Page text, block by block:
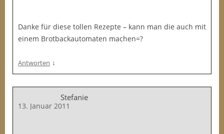
Danke für diese tollen Rezepte – kann man die auch mit
einem Brotbackautomaten machen=?
Antworten ↓
Stefanie
13. Januar 2011